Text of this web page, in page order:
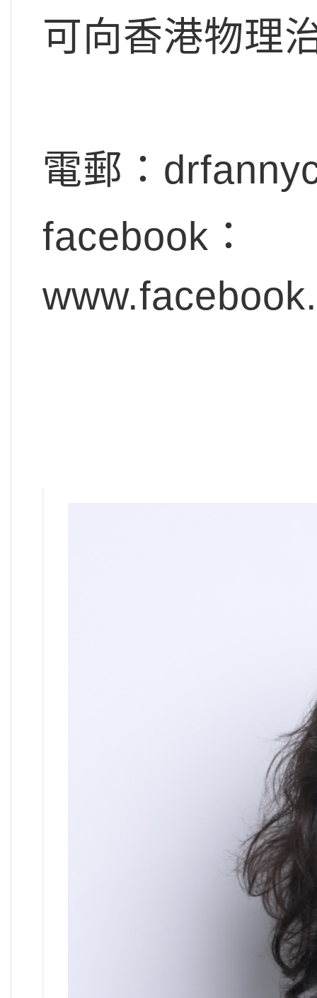
可向香港物理
電郵：
facebook：